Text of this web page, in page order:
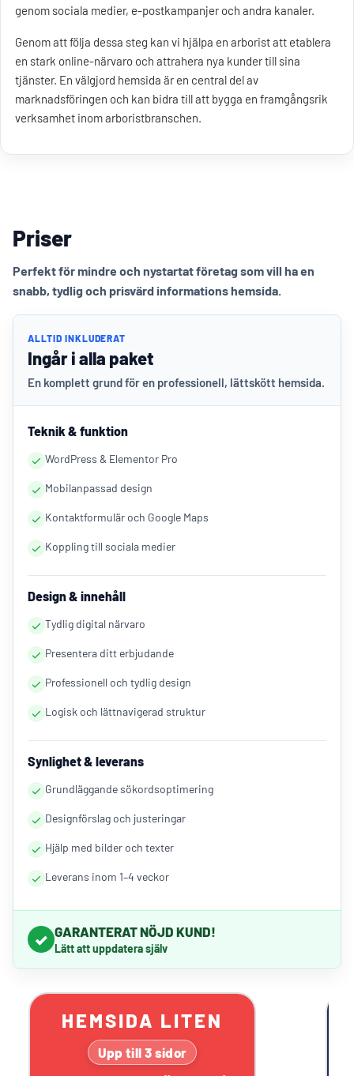
genom sociala medier, e-postkampanjer och andra kanaler.
Genom att följa dessa steg kan vi hjälpa en arborist att etablera
en stark online-närvaro och attrahera nya kunder till sina
tjänster. En välgjord hemsida är en central del av
marknadsföringen och kan bidra till att bygga en framgångsrik
verksamhet inom arboristbranschen.
Priser
Perfekt för mindre och nystartat företag som vill ha en
snabb, tydlig och prisvärd informations hemsida.
ALLTID INKLUDERAT
Ingår i alla paket
En komplett grund för en professionell, lättskött hemsida.
Teknik & funktion
WordPress & Elementor Pro
Mobilanpassad design
Kontaktformulär och Google Maps
Koppling till sociala medier
Design & innehåll
Tydlig digital närvaro
Presentera ditt erbjudande
Professionell och tydlig design
Logisk och lättnavigerad struktur
Synlighet & leverans
Grundläggande sökordsoptimering
Designförslag och justeringar
Hjälp med bilder och texter
Leverans inom 1–4 veckor
✓ GARANTERAT NÖJD KUND!
Lätt att uppdatera själv
HEMSIDA LITEN
Upp till 3 sidor